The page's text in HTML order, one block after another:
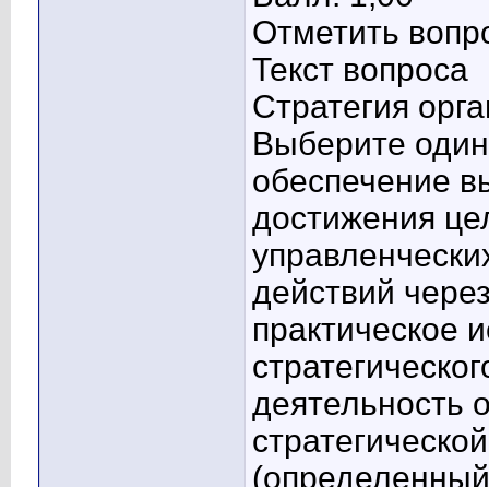
Отметить
Текст вопроса
Стратегия
Выберите
обеспечение
достижения
действий
практическое
деятельность